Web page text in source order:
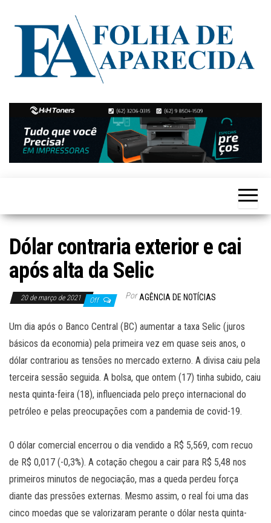
Folha de
Aparecida
Notícias
de
Aparecida
de
Goiânia
Dólar contraria exterior e cai
após alta da Selic
20 de março de 2021 Off Por AGÊNCIA DE NOTÍCIAS
Um dia após o Banco Central (BC) aumentar a taxa Selic (juros
básicos da economia) pela primeira vez em quase seis anos, o
dólar contrariou as tensões no mercado externo. A divisa caiu pela
terceira sessão seguida. A bolsa, que ontem (17) tinha subido, caiu
nesta quinta-feira (18), influenciada pelo preço internacional do
petróleo e pelas preocupações com a pandemia de covid-19.
O dólar comercial encerrou o dia vendido a R$ 5,569, com recuo
de R$ 0,017 (-0,3%). A cotação chegou a cair para R$ 5,48 nos
primeiros minutos de negociação, mas a queda perdeu força
diante das pressões externas. Mesmo assim, o real foi uma das
cinco moedas que se valorizaram perante o dólar nesta quinta-